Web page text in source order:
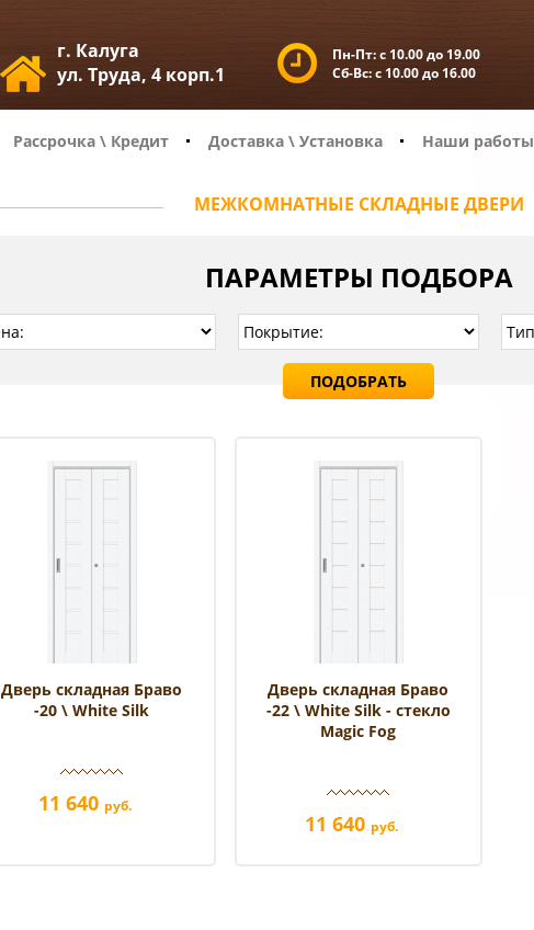
г. Калуга
ул. Труда, 4 корп.1
Пн-Пт:с 10.00 до 19.00
Сб-Вс:с 10.00 до 16.00
Рассрочка \ Кредит Доставка \ Установка Наши работы
МЕЖКОМНАТНЫЕ СКЛАДНЫЕ ДВЕРИ
ПАРАМЕТРЫ ПОДБОРА
ПОДОБРАТЬ
Дверь складная Браво
-20 \ White Silk
11 640 руб.
Дверь складная Браво
-22 \ White Silk - стекло
Magic Fog
11 640 руб.